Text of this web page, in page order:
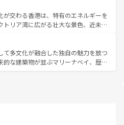
ミー、ベトナムコーヒーなどは、ぜ
。どの地域を訪れてもあたたかい人々
れるので、きっと忘れられない旅にな
。北部ではチェンマイなどの山岳地
、南部ではプーケットやクラビの美し
気分を楽しむことができる。タイ料理
温暖で、どの季節にも異なる楽しみ
みやすいタイの人々、仏教を中心とし
な観光資源が、訪れる旅人を魅了し続
が交わる香港は、特有のエネルギーを
トリア湾に広がる壮大な景色、近未来
動するはず。観光スポットが密集し
どころを回れるのも魅力。息をのむよ
な体験まで、香港を存分に楽しみ尽く
て多文化が融合した独自の魅力を放つ
的な建築物が並ぶマリーナベイ、歴史
の風情を楽しめる外せないスポット